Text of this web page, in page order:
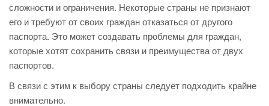
сложности и ограничения. Некоторые страны не признают
его и требуют от своих граждан отказаться от другого
паспорта. Это может создавать проблемы для граждан,
которые хотят сохранить связи и преимущества от двух
паспортов.
В связи с этим к выбору страны следует подходить крайне
внимательно.